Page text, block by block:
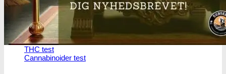
Opiater renhedstest
THC/Cannabinoider
THC test
Cannabinoider test